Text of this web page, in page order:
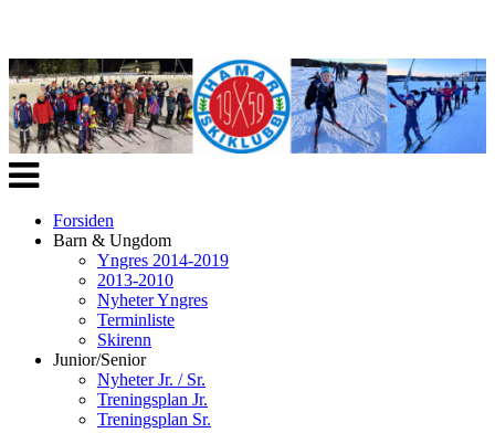
Veksle
navigasjon
Forsiden
Barn & Ungdom
Yngres 2014-2019
2013-2010
Nyheter Yngres
Terminliste
Skirenn
Junior/Senior
Nyheter Jr. / Sr.
Treningsplan Jr.
Treningsplan Sr.